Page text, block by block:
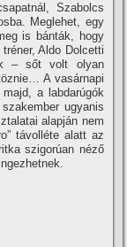
Szabolcs
Meglehet, egy
is bánták, hogy
Aldo Dolcetti
– sőt volt olyan
A vasárnapi
a labdarúgók
ugyanis
alapján nem
távolléte alatt az
szigorúan néző